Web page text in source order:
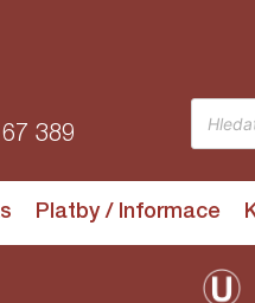
389
Platby / Informace